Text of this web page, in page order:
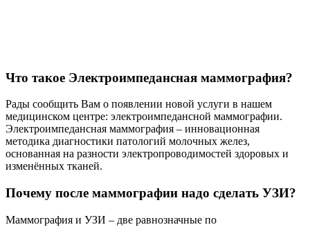
Что такое Электроимпедансная маммография?
Рады сообщить Вам о появлении новой услуги в нашем
медицинском центре: электроимпедансной маммографии.
Электроимпедансная маммография – инновационная
методика диагностики патологий молочных желез,
основанная на разности электропроводимостей здоровых и
изменённых тканей.
Почему после маммографии надо сделать УЗИ?
Маммография и УЗИ – две равнозначные по